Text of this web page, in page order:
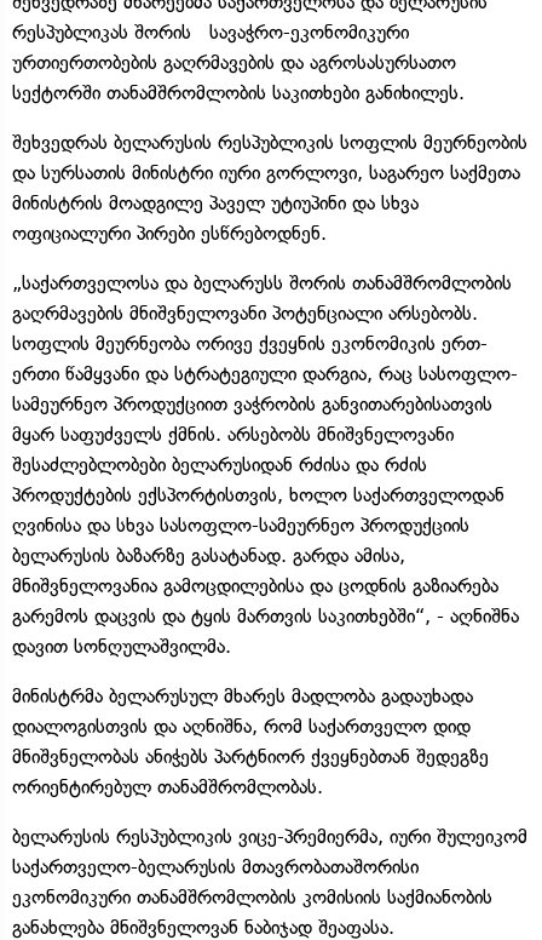
რესპუბლიკას შორის სავაჭრო-ეკონომიკური
ურთიერთობების გაღრმავების და აგროსასურსათო
სექტორში თანამშრომლობის საკითხები განიხილეს.
შეხვედრას ბელარუსის რესპუბლიკის სოფლის მეურნეობის
და სურსათის მინისტრი იური გორლოვი, საგარეო საქმეთა
მინისტრის მოადგილე პაველ უტიუპინი და სხვა
ოფიციალური პირები ესწრებოდნენ.
„საქართველოსა და ბელარუსს შორის თანამშრომლობის
გაღრმავების მნიშვნელოვანი პოტენციალი არსებობს.
სოფლის მეურნეობა ორივე ქვეყნის ეკონომიკის ერთ-
ერთი წამყვანი და სტრატეგიული დარგია, რაც სასოფლო-
სამეურნეო პროდუქციით ვაჭრობის განვითარებისათვის
მყარ საფუძველს ქმნის. არსებობს მნიშვნელოვანი
შესაძლებლობები ბელარუსიდან რძისა და რძის
პროდუქტების ექსპორტისთვის, ხოლო საქართველოდან
ღვინისა და სხვა სასოფლო-სამეურნეო პროდუქციის
ბელარუსის ბაზარზე გასატანად. გარდა ამისა,
მნიშვნელოვანია გამოცდილებისა და ცოდნის გაზიარება
გარემოს დაცვის და ტყის მართვის საკითხებში“, - აღნიშნა
დავით სონღულაშვილმა.
მინისტრმა ბელარუსულ მხარეს მადლობა გადაუხადა
დიალოგისთვის და აღნიშნა, რომ საქართველო დიდ
მნიშვნელობას ანიჭებს პარტნიორ ქვეყნებთან შედეგზე
ორიენტირებულ თანამშრომლობას.
ბელარუსის რესპუბლიკის ვიცე-პრემიერმა, იური შულეიკომ
საქართველო-ბელარუსის მთავრობათაშორისი
ეკონომიკური თანამშრომლობის კომისიის საქმიანობის
განახლება მნიშვნელოვან ნაბიჯად შეაფასა.